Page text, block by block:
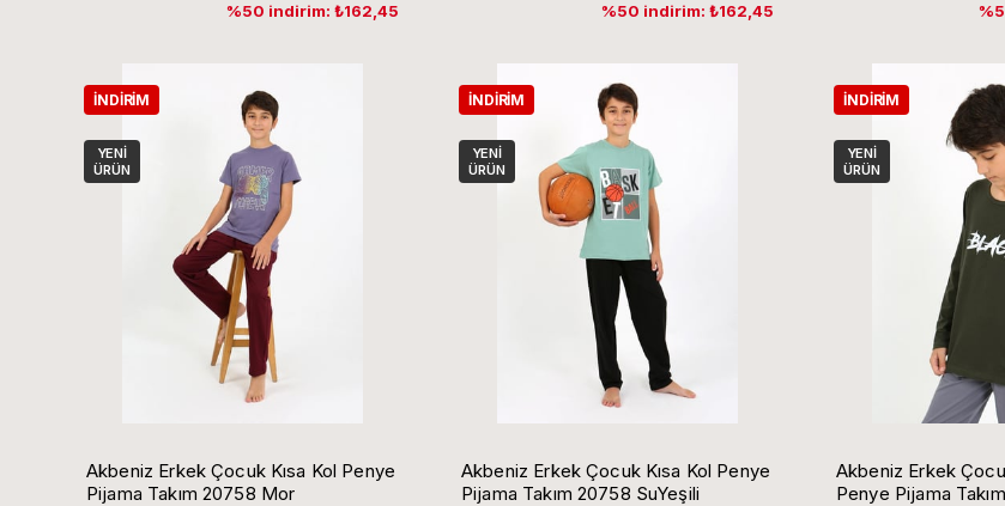
%50 indirim: ₺162,45 %50 indirim: ₺162,45
Akbeniz Erkek Çocuk Kısa Kol Penye
Pijama Takım 20758 Mor
İNDIRIM
YENI
ÜRÜN
Akbeniz Erkek Çocuk Kısa Kol Penye
Pijama Takım 20758 SuYeşili
İNDIRIM
YENI
ÜRÜN
Akbeniz Erkek
Penye Pijama
İNDIRIM
YENI
ÜRÜN